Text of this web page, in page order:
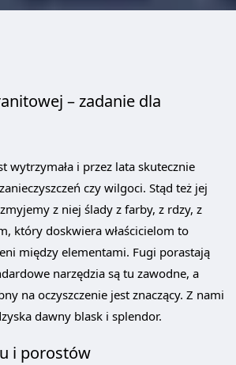
– zadanie dla
wytrzymała i przez lata skutecznie
czy wilgoci. Stąd też jej
z niej ślady z farby, z rdzy, z
który doskwiera właścicielom to
między elementami. Fugi porastają
narzędzia są tu zawodne, a
na oczyszczenie jest znaczący. Z nami
dawny blask i splendor.
i porostów